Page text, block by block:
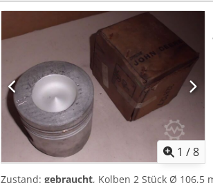
1 /8
Zustand: gebraucht, Kolben 2 Stück Ø 106,5